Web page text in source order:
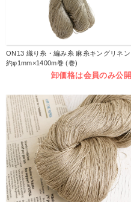
ON13 織り糸・編み糸 麻糸キングリネン
約φ1mm×1400m巻 (巻)
卸価格は会員のみ公開